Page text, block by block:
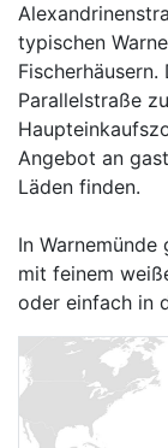
typischen
Parallelstraße
Angebot an
Läden finden.
In
mit feinem
oder einfach in